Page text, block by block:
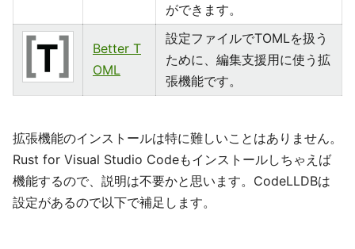
ができます。
Better T
OML
設定ファイルでTOMLを扱う
ために、編集支援用に使う拡
張機能です。
拡張機能のインストールは特に難しいことはありません。
Rust for Visual Studio Codeもインストールしちゃえば
機能するので、説明は不要かと思います。CodeLLDBは
設定があるので以下で補足します。